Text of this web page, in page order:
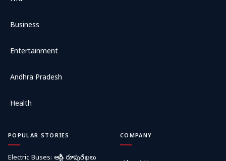
Business
Entertainment
Andhra Pradesh
Health
POPULAR STORIES
Electric Buses: ఆర్టీసీ రూపురేఖలు
COMPANY